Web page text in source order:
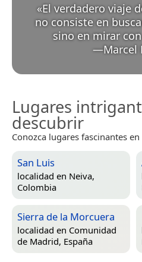
«El verdadero viaje
no consiste en
sino en mirar
—Marcel
Lugares
descubrir
Conozca lugares fascinantes
San Luis
localidad en Neiva,
Colombia
Sierra de la Morcuera
localidad en Comunidad
de Madrid, España